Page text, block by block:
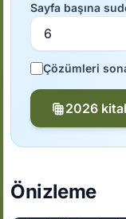
Sayfa başına
Çözümleri
2026
Önizleme